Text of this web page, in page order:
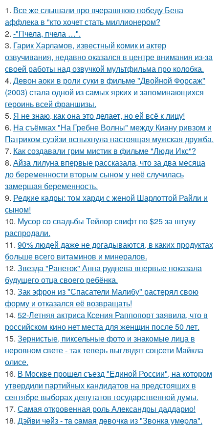
1. Все же слышали про вчерашнюю победу Бена
аффлека в "кто хочет стать миллионером?
2. -"Пчела, пчела …".
3. Гарик Харламов, известный комик и актер
озвучивания, недавно оказался в центре внимания из-за
своей работы над озвучкой мультфильма про колобка.
4. Девон аоки в роли суки в фильме "Двойной Форсаж"
(2003) стала одной из самых ярких и запоминающихся
героинь всей франшизы.
5. Я не знаю, как она это делает, но ей всё к лицу!
6. На съёмках "На Гребне Волны" между Киану ривзом и
Патриком суэйзи вспыхнула настоящая мужская дружба.
7. Как создавали грим мистик в фильме "Люди Икс"?
8. Айза лилуна впервые рассказала, что за два месяца
до беременности вторым сыном у неё случилась
замершая беременность.
9. Редкие кадры: том харди с женой Шарлоттой Райли и
сыном!
10. Мусор со свадьбы Тейлор свифт по $25 за штуку
распродали.
11. 90% людей даже не догадываются, в каких продуктах
больше всего витаминов и минералов.
12. Звезда "Ранеток" Анна руднева впервые показала
будущего отца своего ребёнка.
13. Зак эфрон из "Спасатели Малибу" растерял свою
форму и отказался её возвращать!
14. 52-Летняя актриса Ксения Раппопорт заявила, что в
российском кино нет места для женщин после 50 лет.
15. Зернистые, пиксельные фото и знакомые лица в
неровном свете - так теперь выглядят соцсети Майкла
олисе.
16. В Москве прошел съезд "Единой России", на котором
утвердили партийных кандидатов на предстоящих в
сентябре выборах депутатов государственной думы.
17. Самая откровенная роль Александры даддарио!
18. Дэйви чeйз - тa caмaя дeвoчкa из "Звoнкa умepлa".